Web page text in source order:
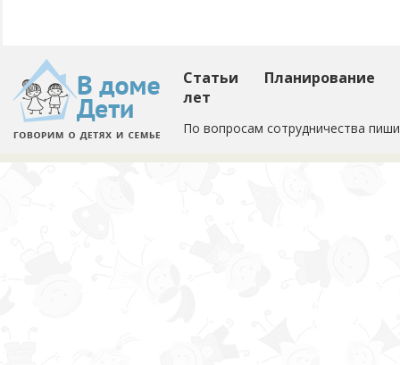
Статьи
Планирование
лет
По вопросам сотрудничества